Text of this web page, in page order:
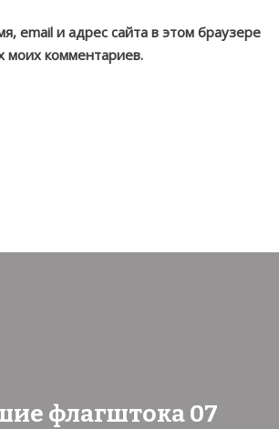
email и адрес сайта в этом браузере
комментариев.
флагштока 07